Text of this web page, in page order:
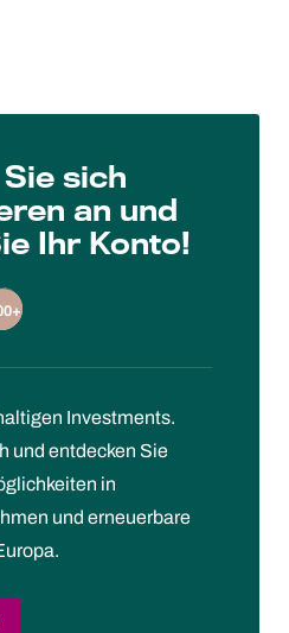
sich
an und
Ihr Konto!
Investments.
und entdecken Sie
in
und erneuerbare